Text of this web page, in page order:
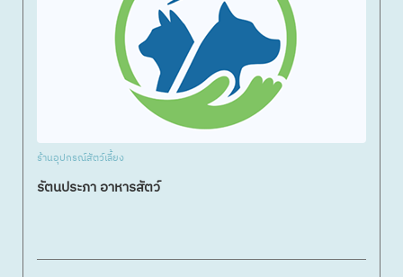
ร้านอุปกรณ์สัตว์เลี้ยง
รัตนประภา อาหารสัตว์